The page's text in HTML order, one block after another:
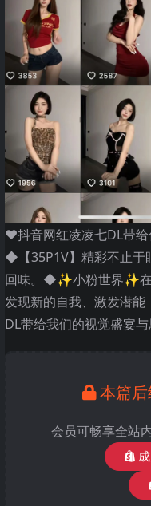
❤️抖音网红凌凌七DL带
◆【35P1V】精彩不止于
回味。◆✨小粉世界✨
发现新的自我、激发潜
DL带给我们的视觉盛宴
本篇
会员可畅享全站